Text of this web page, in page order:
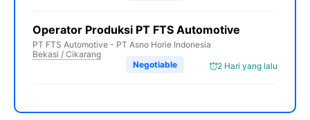
Operator Produksi PT FTS Automotive
PT FTS Automotive - PT Asno Horie Indonesia
Bekasi / Cikarang
2 Hari yang lalu
Negotiable